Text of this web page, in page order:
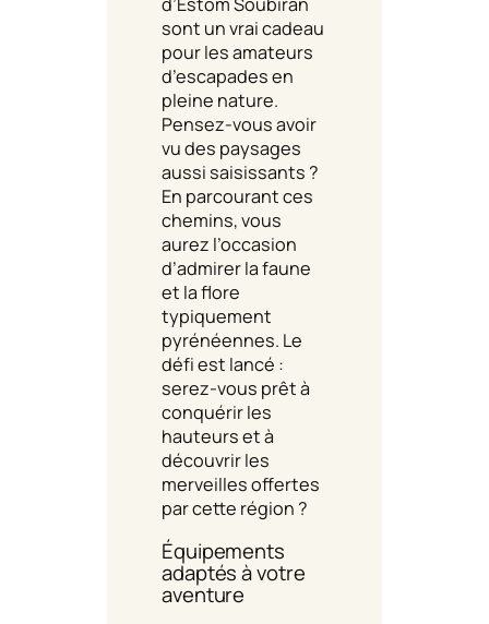
sont un vrai cadeau
pour les amateurs
d’escapades en
pleine nature.
Pensez-vous avoir
vu des paysages
aussi saisissants ?
En parcourant ces
chemins, vous
aurez l’occasion
d’admirer la faune
et la flore
typiquement
pyrénéennes. Le
défi est lancé :
serez-vous prêt à
conquérir les
hauteurs et à
découvrir les
merveilles offertes
par cette région ?
Équipements
adaptés à votre
aventure